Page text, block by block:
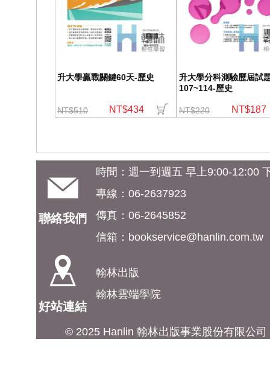
升大學贏戰關鍵60天-歷史
NT$510 NT$434
升大學分科測驗歷屆試
107~114-歷史
NT$220 NT$187
聯絡我們
時間：週一到週五 早上9:00-12:00
專線：06-2637923
傳真：06-2645852
信箱： bookservice@hanlin.com.tw
好站連結
翰林出版
翰林雲端學院
© 2025 Hanlin 翰林出版事業股份有限公司